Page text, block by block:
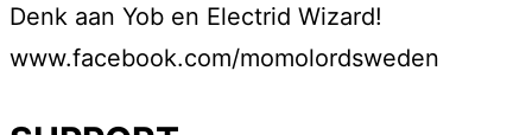
Denk aan Yob en Electrid Wizard!
www.facebook.com/momolordsweden